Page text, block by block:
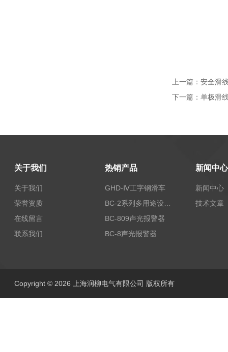
上一篇： 安全滑
下一篇： 单极滑
关于我们
关于我们
荣誉资质
在线留言
联系我们
热销产品
GHD-Ⅳ工字钢滑车
BC-809声光报警器
BC-8声光报警器
新闻中心
新闻中心
技术文章
Copyright © 2026 上海润柳电气有限公司 版权所有